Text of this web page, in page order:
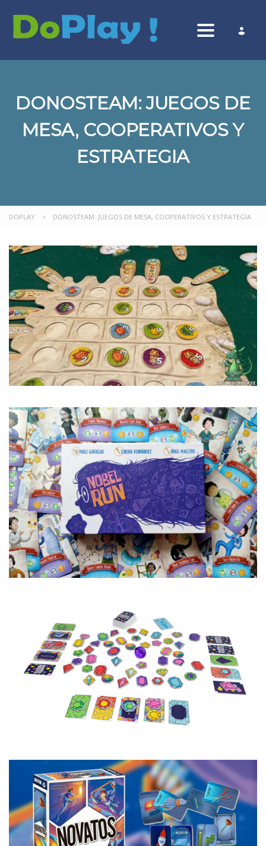
Toggle
DONOSTEAM: JUEGOS DE
MESA, COOPERATIVOS Y
ESTRATEGIA
DOPLAY > DONOSTEAM: JUEGOS DE MESA, COOPERATIVOS Y ESTRATEGIA